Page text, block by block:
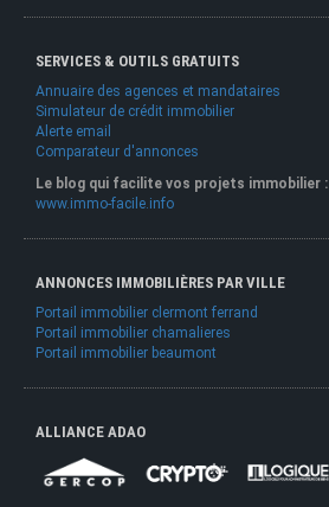
SERVICES & OUTILS GRATUITS
Annuaire des agences et mandataires
Simulateur de crédit immobilier
Alerte email
Comparateur d'annonces
Le blog qui facilite vos projets immobilier :
www.immo-facile.info
ANNONCES IMMOBILIÈRES PAR VILLE
Portail immobilier clermont ferrand
Portail immobilier chamalieres
Portail immobilier beaumont
ALLIANCE ADAO